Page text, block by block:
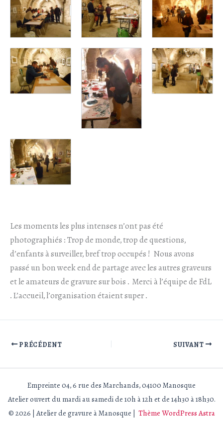
Les moments les plus intenses n’ont pas été
photographiés : Trop de monde, trop de questions,
d’enfants à surveiller, bref trop occupés ! Nous avons
passé un bon week end de partage avec les autres graveurs
et le amateurs de gravure sur bois . Merci à l’équipe de FdL
. L’accueil, l’organisation étaient super .
PRÉCÉDENT SUIVANT
Empreinte 04, 6 rue des Marchands, 04100 Manosque
Atelier ouvert du mardi au samedi de 10h à 12h et de 14h30 à 18h30.
© 2026 | Atelier de gravure à Manosque | Thème WordPress Astra